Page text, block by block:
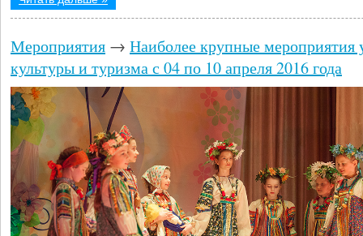
Мероприятия → Наиболее крупные мероприятия
культуры и туризма с 04 по 10 апреля 2016 года